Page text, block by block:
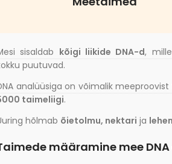
sisaldab kõigi liikide DNA-d,
puutuvad.
analüüsiga on võimalik
taimeliigi.
hõlmab õietolmu, nektari ja
määramine mee